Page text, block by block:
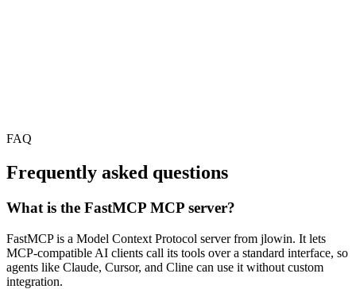
FAQ
Frequently asked questions
What is the FastMCP MCP server?
FastMCP is a Model Context Protocol server from jlowin. It lets
MCP-compatible AI clients call its tools over a standard interface, so
agents like Claude, Cursor, and Cline can use it without custom
integration.